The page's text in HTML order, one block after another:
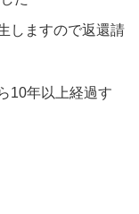
しますので返還請
10年以上経過す